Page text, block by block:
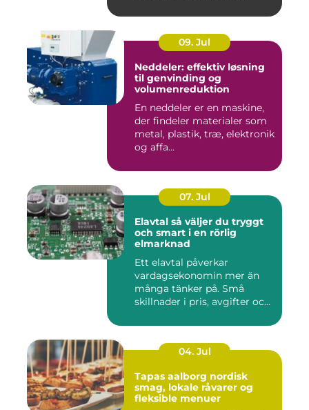
09. Jul
Neddeler: effektiv løsning
til genvinding og
volumenreduktion
En neddeler er en maskine,
der findeler materialer som
metal, plastik, træ, elektronik
og affa...
07. Jul
Elavtal så väljer du tryggt
och smart i en rörlig
elmarknad
Ett elavtal påverkar
vardagsekonomin mer än
många tänker på. Små
skillnader i pris, avgifter och
04. Jul
Tapas aalborg nordisk
smag, lokale råvarer og
fleksible menuer